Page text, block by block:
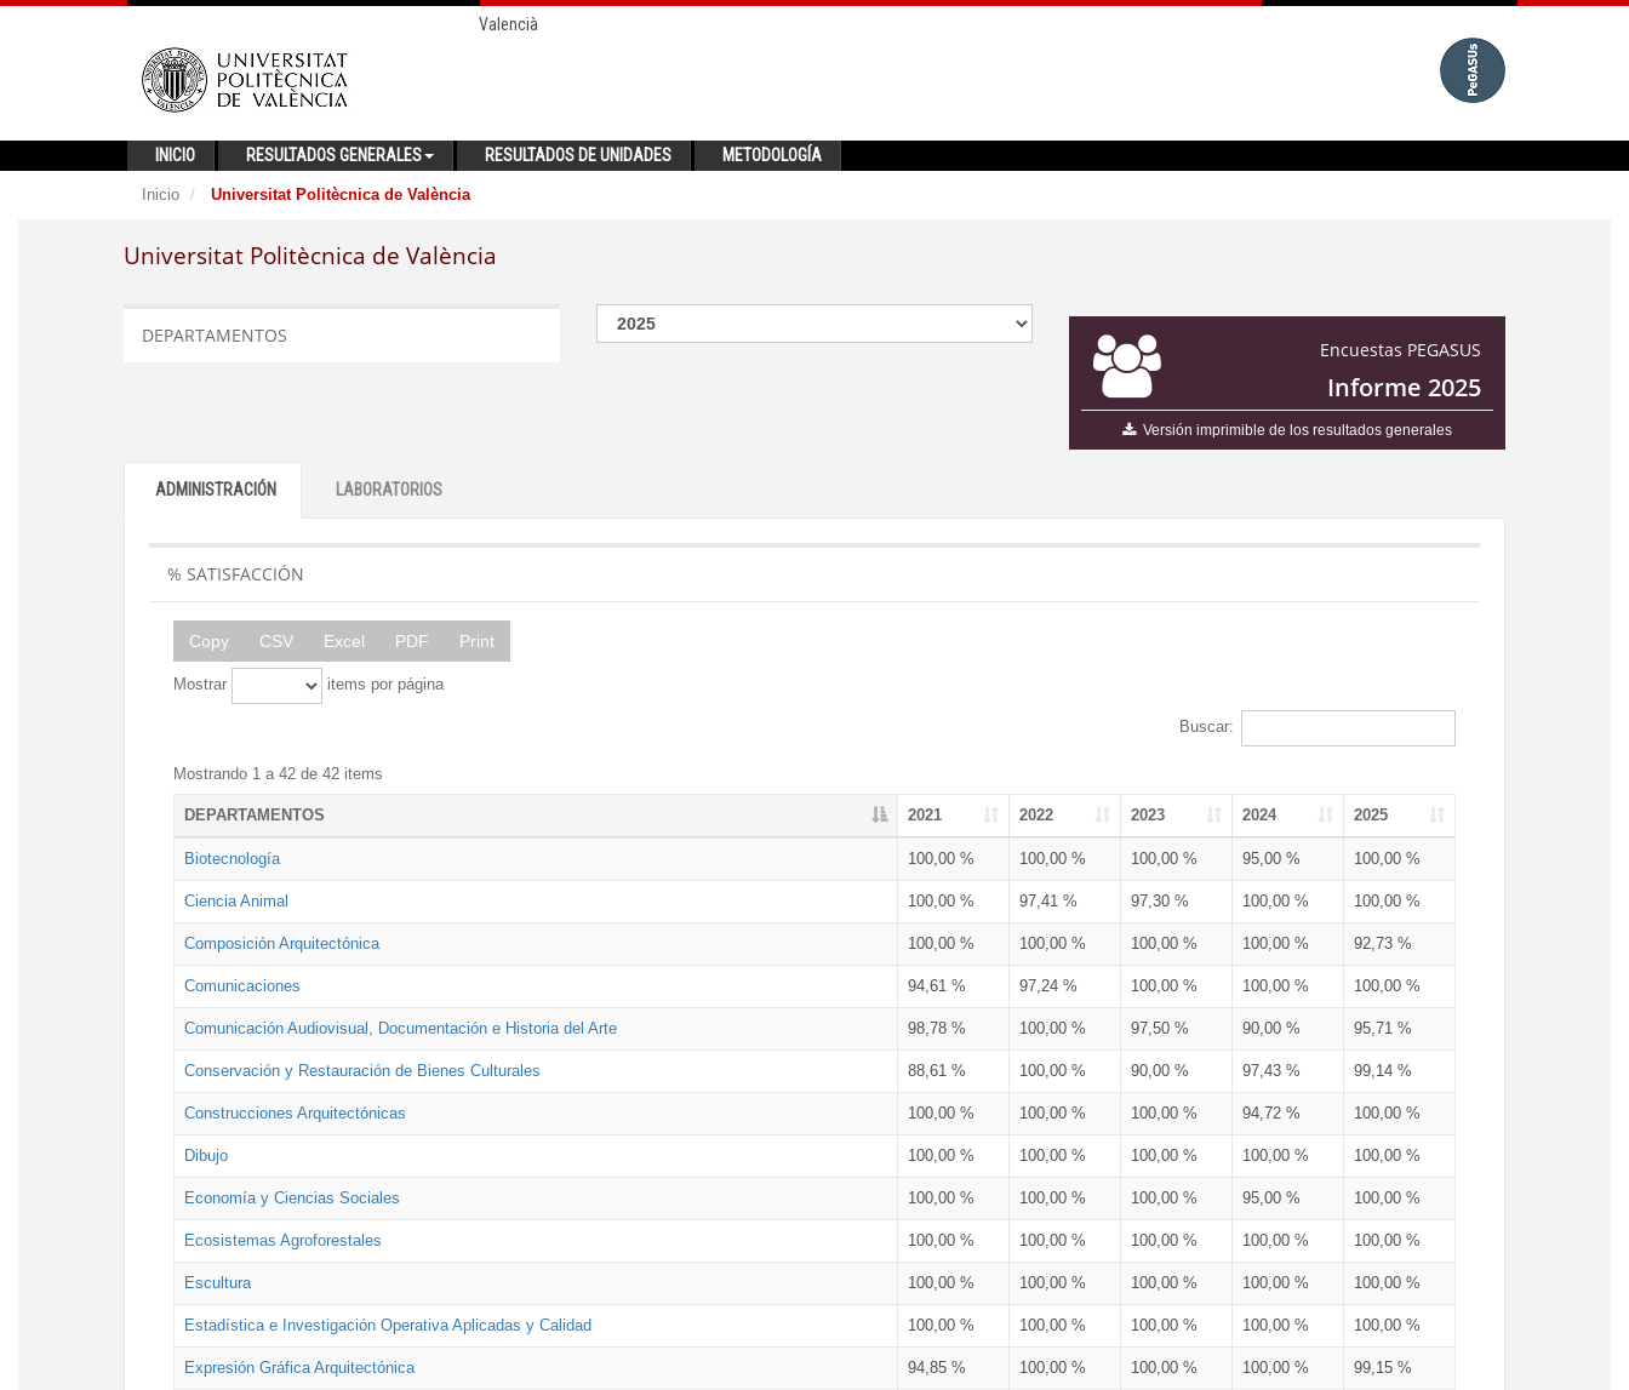
Valencià
INICIO RESULTADOS GENERALES RESULTADOS DE UNIDADES METODOLOGÍA
Inicio Universitat Politècnica de València
Universitat Politècnica de València
Encuestas PEGASUS
Informe 2025
Versión imprimible de los resultados generales
DEPARTAMENTOS
ADMINISTRACIÓN LABORATORIOS
% SATISFACCIÓN
Copy CSV Excel PDF Print
Mostrar items por página
Buscar:
Mostrando 1 a 42 de 42 items
DEPARTAMENTOS 2021 2022 2023 2024 2025
Biotecnología 100,00 % 100,00 % 100,00 % 95,00 % 100,00 %
Ciencia Animal 100,00 % 97,41 % 97,30 % 100,00 % 100,00 %
Composición Arquitectónica 100,00 % 100,00 % 100,00 % 100,00 % 92,73 %
Comunicaciones 94,61 % 97,24 % 100,00 % 100,00 % 100,00 %
Comunicación Audiovisual, Documentación e Historia del Arte 98,78 % 100,00 % 97,50 % 90,00 % 95,71 %
Conservación y Restauración de Bienes Culturales 88,61 % 100,00 % 90,00 % 97,43 % 99,14 %
Construcciones Arquitectónicas 100,00 % 100,00 % 100,00 % 94,72 % 100,00 %
Dibujo 100,00 % 100,00 % 100,00 % 100,00 % 100,00 %
Economía y Ciencias Sociales 100,00 % 100,00 % 100,00 % 95,00 % 100,00 %
Ecosistemas Agroforestales 100,00 % 100,00 % 100,00 % 100,00 % 100,00 %
Escultura 100,00 % 100,00 % 100,00 % 100,00 % 100,00 %
Estadística e Investigación Operativa Aplicadas y Calidad 100,00 % 100,00 % 100,00 % 100,00 % 100,00 %
Expresión Gráfica Arquitectónica 94,85 % 100,00 % 100,00 % 100,00 % 99,15 %